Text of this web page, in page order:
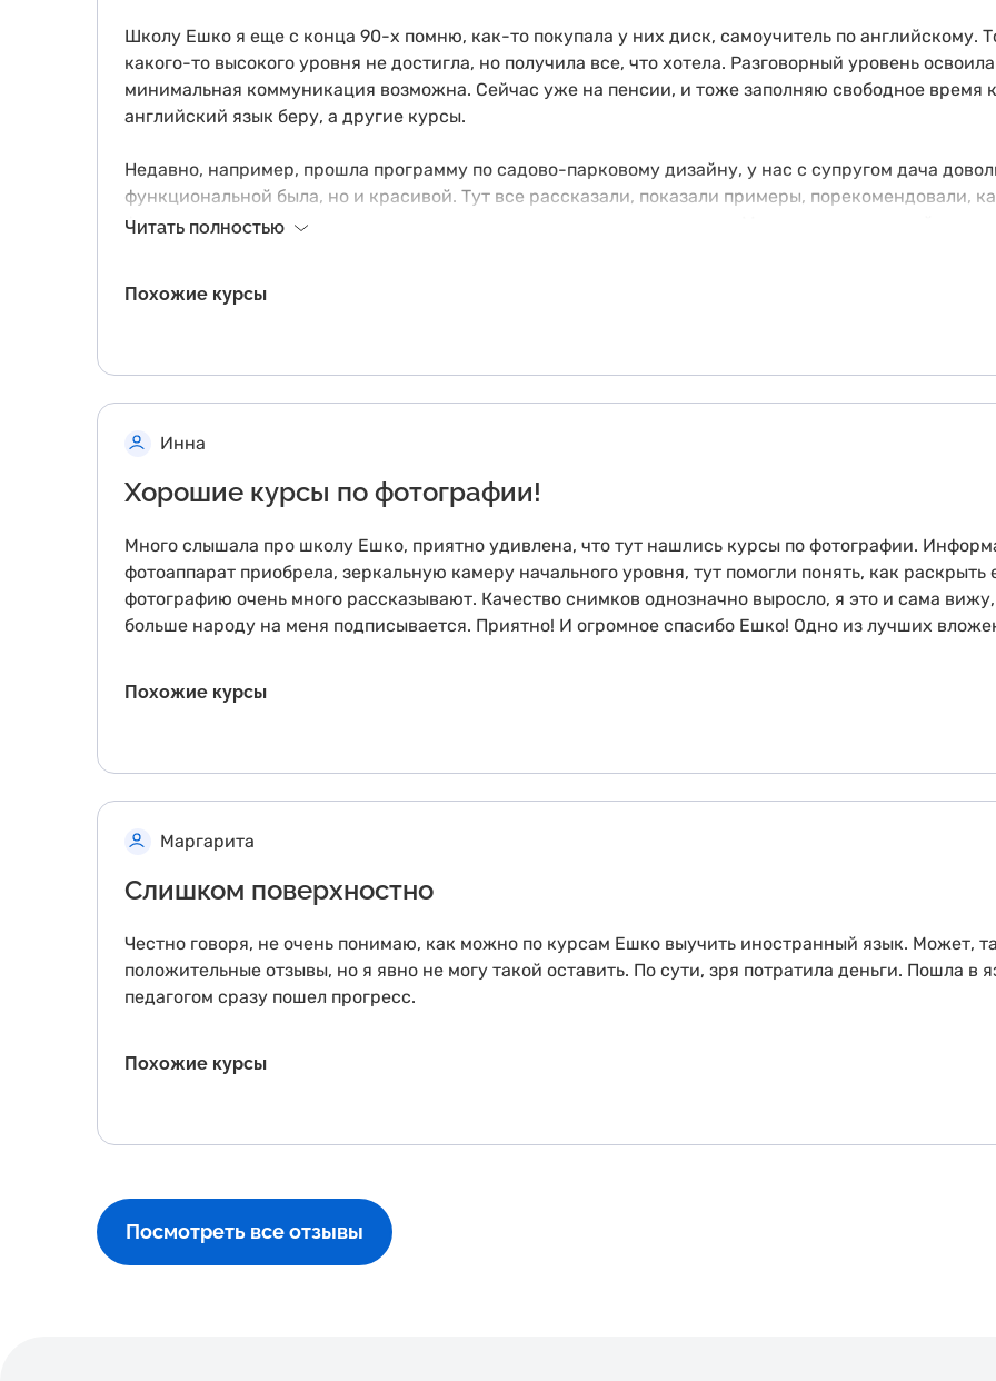
Школу Ешко я еще с конца 90-х помню, как-то покупала у них диск, самоучитель по английскому.
какого-то высокого уровня не достигла, но получила все, что хотела. Разговорный уровень
минимальная коммуникация возможна. Сейчас уже на пенсии, и тоже заполняю свободное время
английский язык беру, а другие курсы.
Недавно, например, прошла программу по садово-парковому дизайну, у нас с супругом дача
функциональной была, но и красивой. Тут все рассказали, показали примеры, порекомендовали,
формировать с минимальными тратами и максимальным результатом. Мне понравилось, сейчас
Зимой, когда время будет свободное, тоже думаю пройти какую-нибудь программу, уже для себя.
Читать полностью
Похожие курсы
Инна
Хорошие курсы по фотографии!
Много слышала про школу Ешко, приятно удивлена, что тут нашлись курсы по фотографии.
фотоаппарат приобрела, зеркальную камеру начального уровня, тут помогли понять, как
фотографию очень много рассказывают. Качество снимков однозначно выросло, я это и сама
больше народу на меня подписывается. Приятно! И огромное спасибо Ешко! Одно из лучших
Похожие курсы
Маргарита
Слишком поверхностно
Честно говоря, не очень понимаю, как можно по курсам Ешко выучить иностранный язык. Может,
положительные отзывы, но я явно не могу такой оставить. По сути, зря потратила деньги. Пошла в
педагогом сразу пошел прогресс.
Похожие курсы
Посмотреть все отзывы